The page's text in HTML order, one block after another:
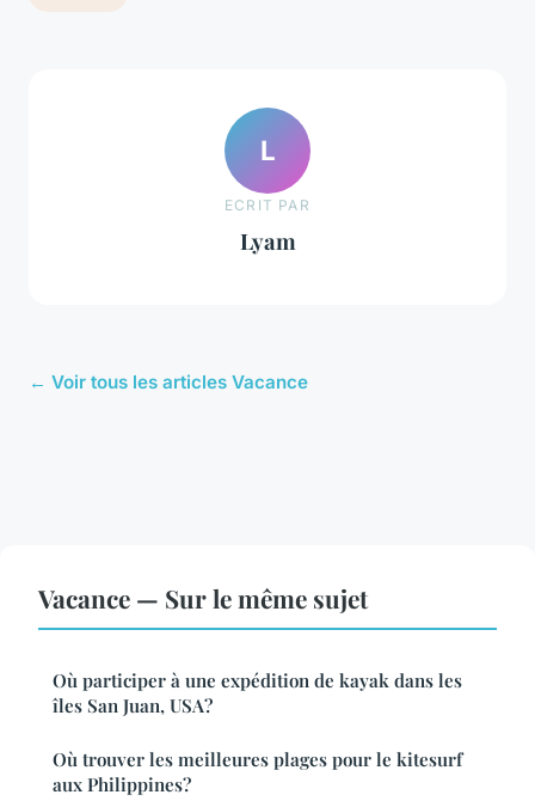
L
ECRIT PAR
Lyam
← Voir tous les articles Vacance
Vacance — Sur le même sujet
Où participer à une expédition de kayak dans les
îles San Juan, USA?
Où trouver les meilleures plages pour le kitesurf
aux Philippines?